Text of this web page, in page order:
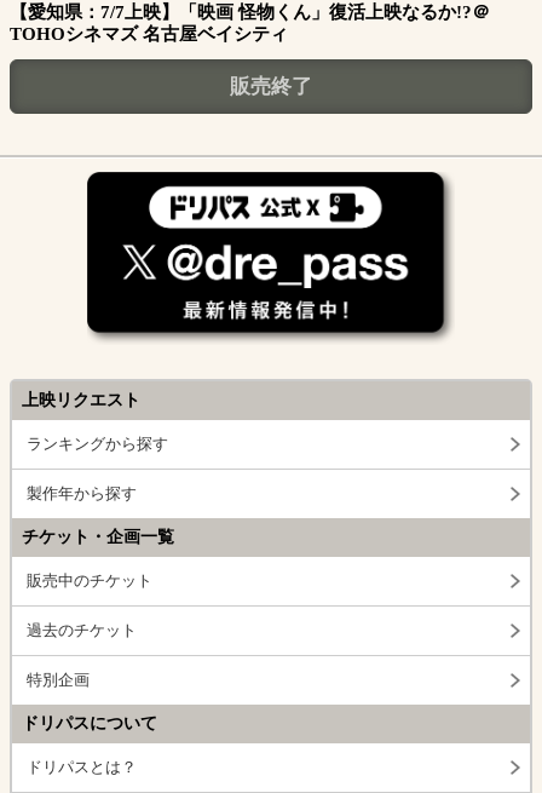
【愛知県：7/7上映】「映画 怪物くん」復活上映なるか!?＠
TOHOシネマズ 名古屋ベイシティ
販売終了
上映リクエスト
ランキングから探す
製作年から探す
チケット・企画一覧
販売中のチケット
過去のチケット
特別企画
ドリパスについて
ドリパスとは？